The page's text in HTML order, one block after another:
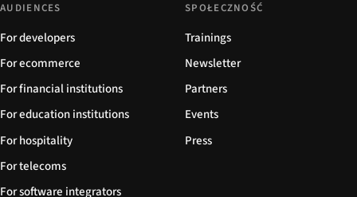
AUDIENCES
For developers
For ecommerce
For financial institutions
For education institutions
For hospitality
For telecoms
For software integrators
SPOŁECZNOŚĆ
Trainings
Newsletter
Partners
Events
Press